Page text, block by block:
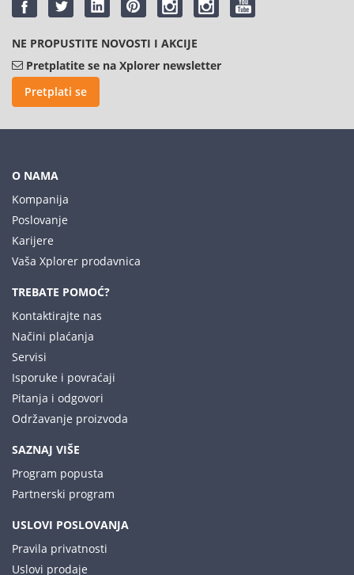
NE PROPUSTITE NOVOSTI I AKCIJE
Pretplatite se na Xplorer newsletter
Pretplati se
O NAMA
Kompanija
Poslovanje
Karijere
Vaša Xplorer prodavnica
TREBATE POMOĆ?
Kontaktirajte nas
Načini plaćanja
Servisi
Isporuke i povraćaji
Pitanja i odgovori
Održavanje proizvoda
SAZNAJ VIŠE
Program popusta
Partnerski program
USLOVI POSLOVANJA
Pravila privatnosti
Uslovi prodaje